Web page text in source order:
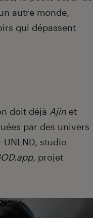
autre monde,
qui dépassent
doit déjà Ajin et
par des univers
studio
, projet